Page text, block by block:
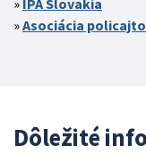
IPA Slovakia
Asociácia
Dôležité